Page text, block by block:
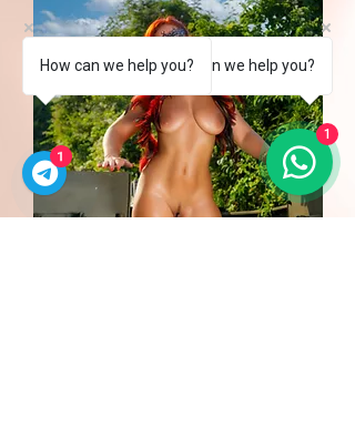
How can we help you?
1
How can we help you?
1